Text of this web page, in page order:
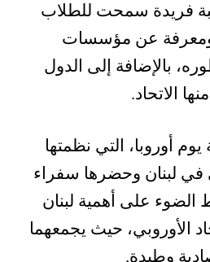
فريدة سمحت للطلاب
ومعرفة عن مؤسسات
بالإضافة إلى الدول
الاتحاد.
أوروبا، التي نظمتها
في لبنان وحضرها سفراء
الضوء على أهمية لبنان
الأوروبي، حيث يجمعهما
وطيدة.